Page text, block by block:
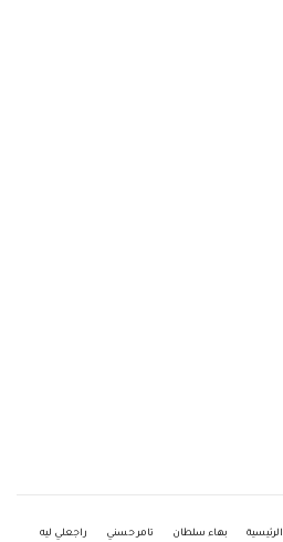
الرئيسية بهاء سلطان تامر حسني
راجعلي ليه